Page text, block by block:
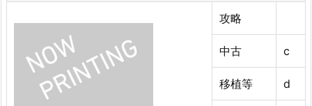
攻略
中古 c
移植等 d